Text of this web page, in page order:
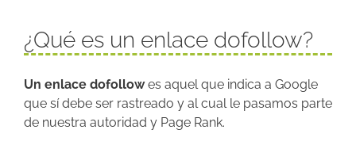
¿Qué es un enlace dofollow?
Un enlace dofollowes aquel que indica a Google
que sí debe ser rastreado y al cual le pasamos parte
de nuestra autoridad y Page Rank.